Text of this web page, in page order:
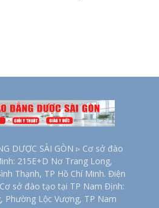
DƯỢC SÀI GÒN ▹ Cơ sở đào
215E+D Nơ Trang Long,
Thạnh, TP Hồ Chí Minh. Điện
sở đào tạo tại TP Nam Định:
Phường Lộc Vượng, TP Nam